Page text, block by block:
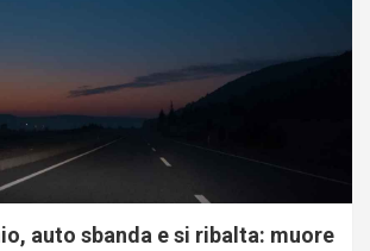
auto sbanda e si ribalta: muore